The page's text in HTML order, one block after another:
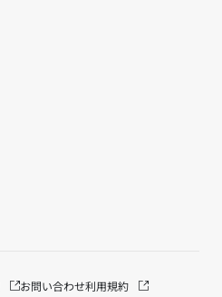
お問い合わせ利用規約